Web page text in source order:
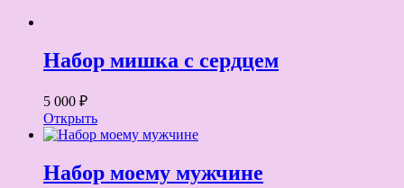
Набор мишка с сердцем
5 000 ₽
Открыть
Набор моему мужчине